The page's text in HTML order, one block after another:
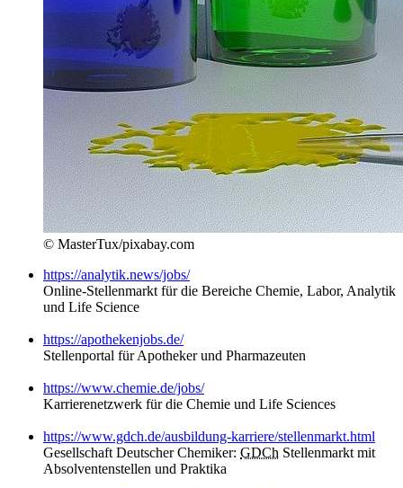
© MasterTux/pixabay.com
https://analytik.news/jobs/
Online-Stellenmarkt für die Bereiche Chemie, Labor, Analytik
und Life Science
https://apothekenjobs.de/
Stellenportal für Apotheker und Pharmazeuten
https://www.chemie.de/jobs/
Karrierenetzwerk für die Chemie und Life Sciences
https://www.gdch.de/ausbildung-karriere/stellenmarkt.html
Gesellschaft Deutscher Chemiker: GDCh Stellenmarkt mit
Absolventenstellen und Praktika